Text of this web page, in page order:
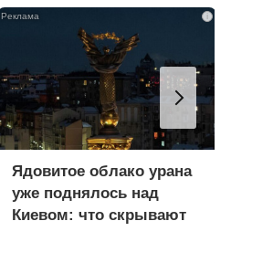
i
Ядовитое облако урана
уже поднялось над
Киевом: что скрывают